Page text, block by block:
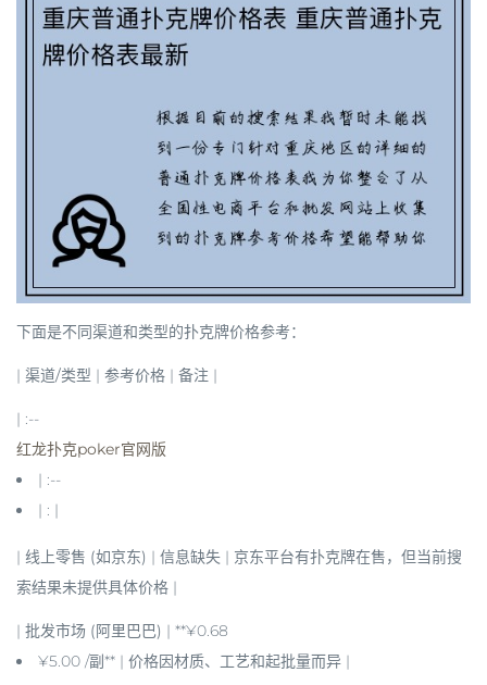
下面是不同渠道和类型的扑克牌价格参考：
| 渠道/类型 | 参考价格 | 备注 |
| :--
红龙扑克poker官网版
| :--
| : |
| 线上零售 (如京东) | 信息缺失 | 京东平台有扑克牌在售，但当前搜
索结果未提供具体价格 |
| 批发市场 (阿里巴巴) | **¥0.68
¥5.00 /副** | 价格因材质、工艺和起批量而异 |